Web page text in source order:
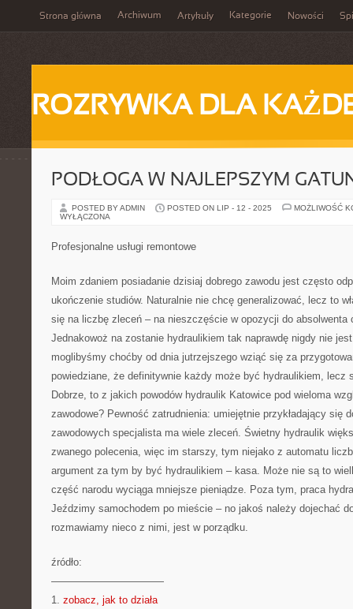
Strona główna Archiwum Artykuły Kategorie Nowości
ROZRYWKA DLA
PODŁOGA W NAJLEPSZYM
POSTED BY ADMIN POSTED ON LIP - 12 - 2025
MOŻLIWOŚĆ
WYŁĄCZONA
Profesjonalne usługi remontowe
Moim zdaniem posiadanie dzisiaj dobrego zawodu jest często
ukończenie studiów. Naturalnie nie chcę generalizować, lecz to
się na liczbę zleceń – na nieszczęście w opozycji do absolwenta
Jednakowoż na zostanie hydraulikiem tak naprawdę nigdy nie
moglibyśmy choćby od dnia jutrzejszego wziąć się za
powiedziane, że definitywnie każdy może być hydraulikiem, lecz
Dobrze, to z jakich powodów hydraulik Katowice pod wieloma
zawodowe? Pewność zatrudnienia: umiejętnie przykładający się
zawodowych specjalista ma wiele zleceń. Świetny hydraulik
zwanego polecenia, więc im starszy, tym niejako z automatu
argument za tym by być hydraulikiem – kasa. Może nie są to
część narodu wyciąga mniejsze pieniądze. Poza tym, praca
Jeździmy samochodem po mieście – no jakoś należy dojechać
rozmawiamy nieco z nimi, jest w porządku.
źródło:
———————————
1. zobacz, jak to działa